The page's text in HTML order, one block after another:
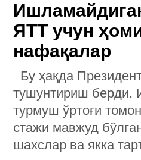
ЯТТ учун
нафақалар
Бу ҳақда
тушунтириш берди.
турмуш ўртоғи
стажи мавжуд
шахслар ва якка